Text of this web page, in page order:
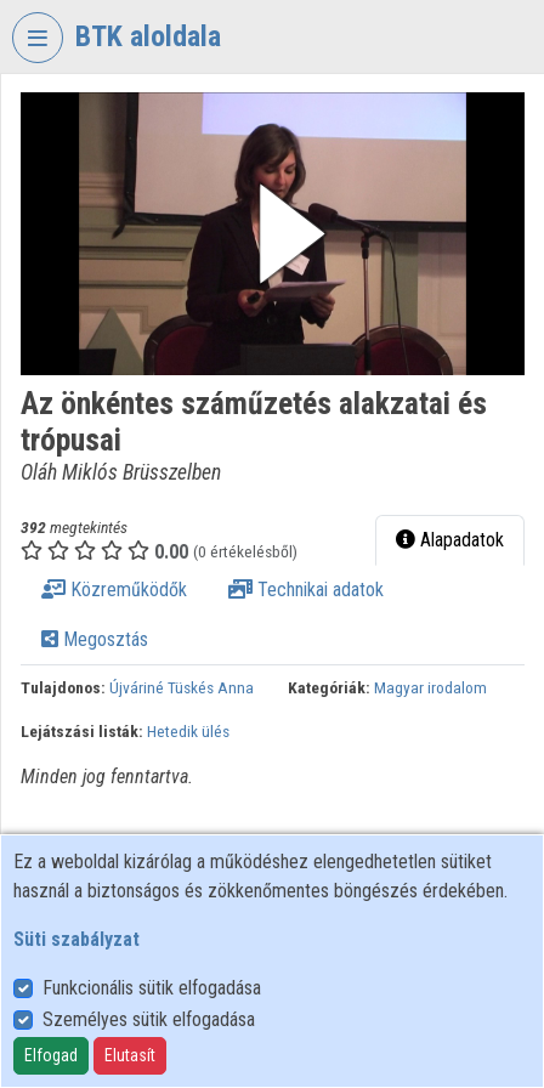
Fejléc kihagyása
BTK aloldala
TORIUM
BÖLCSÉSZETTUDOMÁNYI
KUTATÓKÖZPONT
Intézményi kezdőlap
Bejelentkezés
Intézményi felfedezés
Kategóriák
Intézményi listák
Közreműködők
Az önkéntes száműzetés alakzatai és
trópusai
Oláh Miklós Brüsszelben
392megtekintés
0.00 (0 értékelésből) Alapadatok
Közreműködők Technikai adatok
Megosztás
Tulajdonos: Újváriné Tüskés Anna Kategóriák: Magyar irodalom
Lejátszási listák: Hetedik ülés
Minden jog fenntartva.
Felhasználói szabályzat
Adatkezelési tájékoztató
Süti szabályzat
Ez a weboldal kizárólag a működéshez elengedhetetlen sütiket
használ a biztonságos és zökkenőmentes böngészés érdekében.
Süti szabályzat
Funkcionális sütik elfogadása
Személyes sütik elfogadása
Elfogad Elutasít